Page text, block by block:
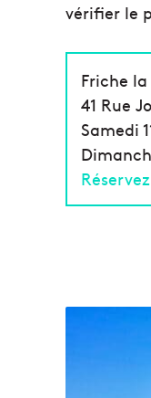
vérifier le
Friche
41 Rue
Samedi